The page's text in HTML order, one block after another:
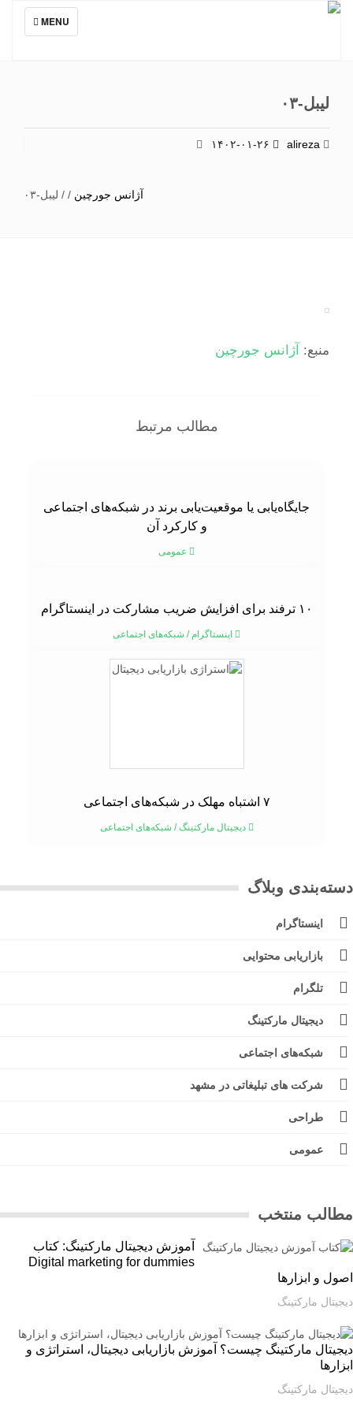
TOGGLE
NAVIGATION
MENU
لیبل-۰۳
alireza
آژانس جورچین/
/لیبل-۰۳
منبع:آژانس جورچین
مطالب مرتبط
جایگاه‌یابی یا موقعیت‌یابی برند در شبکه‌های اجتماعی
و کارکرد آن
عمومی
۱۰ ترفند برای افزایش ضریب مشارکت در اینستاگرام
اینستاگرام/شبکه‌های اجتماعی
دیجیتال مارکتینگ/شبکه‌های اجتماعی
وبلاگ
اینستاگرام
بازاریابی محتوایی
تلگرام
دیجیتال مارکتینگ
شبکه‌های اجتماعی
شرکت های تبلیغاتی در مشهد
طراحی
عمومی
منتخب
آموزش دیجیتال مارکتینگ: کتاب
Digital marketing for dummies
و ابزارها
مارکتینگ
مارکتینگ چیست؟ آموزش بازاریابی دیجیتال، استراتژی و
مارکتینگ